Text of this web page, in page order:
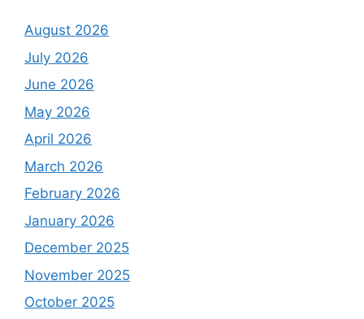
August 2026
July 2026
June 2026
May 2026
April 2026
March 2026
February 2026
January 2026
December 2025
November 2025
October 2025